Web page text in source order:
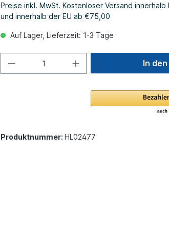
Preise inkl. MwSt. Kostenloser Versand
und innerhalb der EU ab €75,00
Auf Lager, Lieferzeit: 1-3 Tage
In
Produktnummer: HL02477